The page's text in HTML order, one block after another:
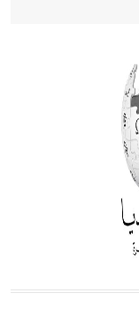
الرأس. ويعود
البحر ويتركب
الحمرة وهو
مصطلحاً